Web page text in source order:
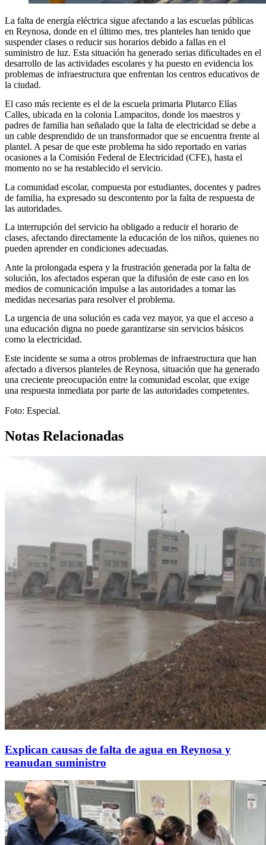
La falta de energía eléctrica sigue afectando a las escuelas públicas
en Reynosa, donde en el último mes, tres planteles han tenido que
suspender clases o reducir sus horarios debido a fallas en el
suministro de luz. Esta situación ha generado serias dificultades en el
desarrollo de las actividades escolares y ha puesto en evidencia los
problemas de infraestructura que enfrentan los centros educativos de
la ciudad.
El caso más reciente es el de la escuela primaria Plutarco Elías
Calles, ubicada en la colonia Lampacitos, donde los maestros y
padres de familia han señalado que la falta de electricidad se debe a
un cable desprendido de un transformador que se encuentra frente al
plantel. A pesar de que este problema ha sido reportado en varias
ocasiones a la Comisión Federal de Electricidad (CFE), hasta el
momento no se ha restablecido el servicio.
La comunidad escolar, compuesta por estudiantes, docentes y padres
de familia, ha expresado su descontento por la falta de respuesta de
las autoridades.
La interrupción del servicio ha obligado a reducir el horario de
clases, afectando directamente la educación de los niños, quienes no
pueden aprender en condiciones adecuadas.
Ante la prolongada espera y la frustración generada por la falta de
solución, los afectados esperan que la difusión de este caso en los
medios de comunicación impulse a las autoridades a tomar las
medidas necesarias para resolver el problema.
La urgencia de una solución es cada vez mayor, ya que el acceso a
una educación digna no puede garantizarse sin servicios básicos
como la electricidad.
Este incidente se suma a otros problemas de infraestructura que han
afectado a diversos planteles de Reynosa, situación que ha generado
una creciente preocupación entre la comunidad escolar, que exige
una respuesta inmediata por parte de las autoridades competentes.
Foto: Especial.
Notas Relacionadas
Explican causas de falta de agua en Reynosa y
reanudan suministro